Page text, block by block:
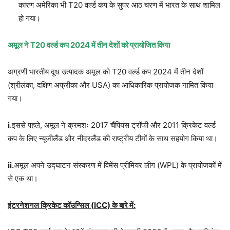
कारण अमेरिका भी T20 वर्ल्ड कप के सुपर आठ चरण में भारत के साथ शामिल
हो गया।
अमूल नेT20वर्ल्ड कप2024में तीन देशों को प्रायोजित किया
अग्रणी भारतीय दूध उत्पादक अमूल को T20 वर्ल्ड कप 2024 में तीन देशों
(श्रीलंका, दक्षिण अफ्रीका और USA) का आधिकारिक प्रायोजक नामित किया
गया।
i.इससे पहले, अमूल ने क्रमशः 2017 चैंपियंस ट्रॉफी और 2011 क्रिकेट वर्ल्ड
कप के लिए न्यूजीलैंड और नीदरलैंड की राष्ट्रीय टीमों के साथ सहयोग किया था।
ii.अमूल अपने उद्घाटन संस्करण में विमेंस प्रीमियर लीग (WPL) के प्रायोजकों में
से एक था।
इंटरनेशनल क्रिकेट कॉउन्सिल (ICC)के बारे में: